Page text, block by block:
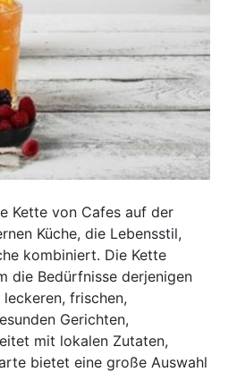
Kette von Cafes auf der
Küche, die Lebensstil,
kombiniert. Die Kette
die Bedürfnisse derjenigen
frischen,
Gerichten,
mit lokalen Zutaten,
bietet eine große Auswahl